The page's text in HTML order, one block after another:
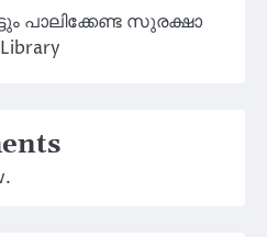
പാലിക്കേണ്ട സുരക്ഷാ